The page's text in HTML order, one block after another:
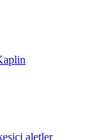
aletler